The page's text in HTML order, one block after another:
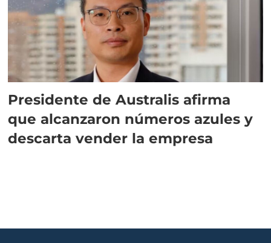
Presidente de Australis afirma
que alcanzaron números azules y
descarta vender la empresa